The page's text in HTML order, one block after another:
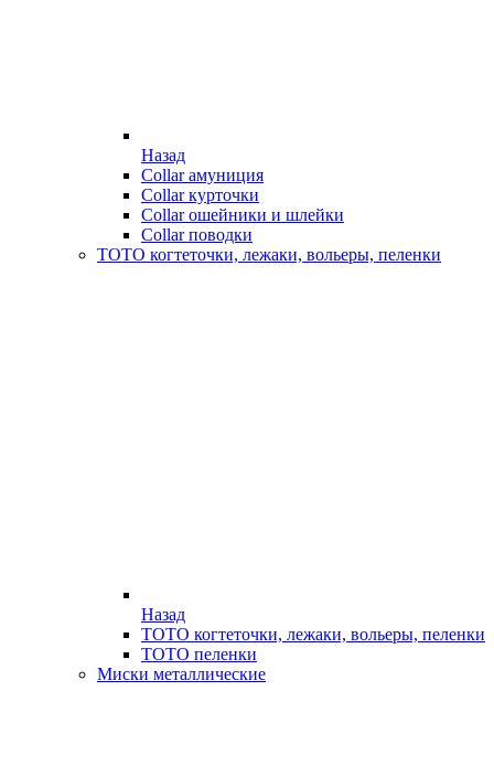
Назад
Collar амуниция
Collar курточки
Collar ошейники и шлейки
Collar поводки
ТОТО когтеточки, лежаки, вольеры, пеленки
Назад
ТОТО когтеточки, лежаки, вольеры, пеленки
ТОТО пеленки
Миски металлические